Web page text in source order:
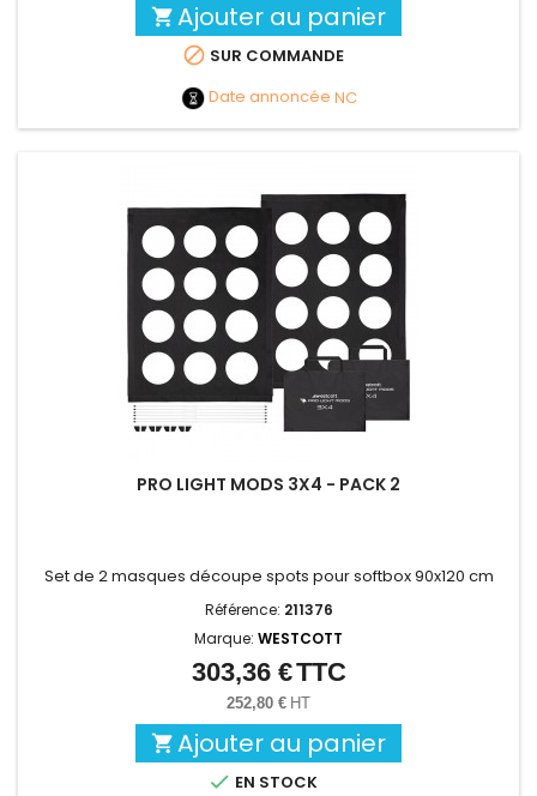
 Ajouter au panier
 SUR COMMANDE
Date annoncée NC
PRO LIGHT MODS 3X4 - PACK 2
Set de 2 masques découpe spots pour softbox 90x120 cm
Référence: 211376
Marque: WESTCOTT
Prix
303,36 €TTC
252,80 € HT
 Ajouter au panier
 EN STOCK